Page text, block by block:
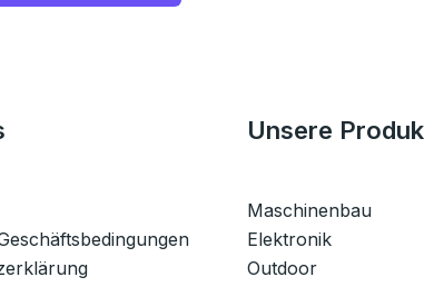
Unsere
Maschinenbau
Elektronik
Outdoor